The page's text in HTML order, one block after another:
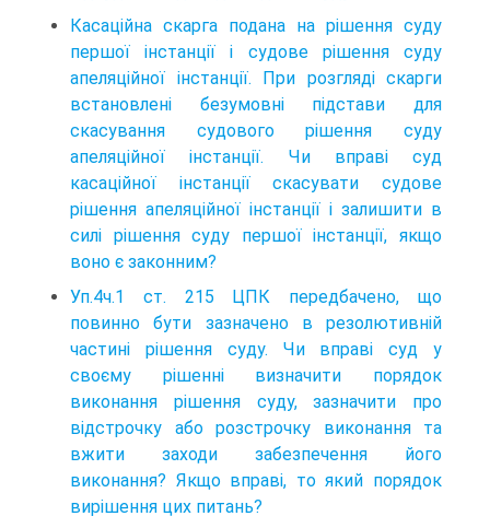
Касаційна скарга подана на рішення суду
першої інстанції і судове рішення суду
апеляційної інстанції. При розгляді скарги
встановлені безумовні підстави для
скасування судового рішення суду
апеляційної інстанції. Чи вправі суд
касаційної інстанції скасувати судове
рішення апеляційної інстанції і залишити в
силі рішення суду першої інстанції, якщо
воно є законним?
Уп.4ч.1 ст. 215 ЦПК передбачено, що
повинно бути зазначено в резолютивній
частині рішення суду. Чи вправі суд у
своєму рішенні визначити порядок
виконання рішення суду, зазначити про
відстрочку або розстрочку виконання та
вжити заходи забезпечення його
виконання? Якщо вправі, то який порядок
вирішення цих питань?